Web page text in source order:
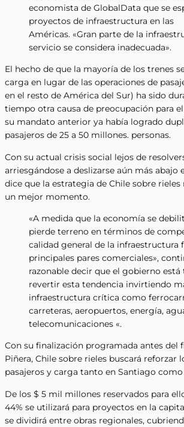
economista de GlobalData que se
proyectos de infraestructura en las
Américas. «Gran parte de la
servicio se considera inadecuada».
El hecho de que la mayoría de los trenes
carga en lugar de las operaciones de
en el resto de América del Sur) ha sido
tiempo otra causa de preocupación para
su mandato anterior ya había logrado
pasajeros de 25 a 50 millones. personas.
Con su actual crisis social lejos de
arriesgándose a deslizarse aún más abajo
dice que la estrategia de Chile sobre
un mejor momento.
«A medida que la economía se
pierde terreno en términos de
calidad general de la infraestructura
principales pares comerciales»,
razonable decir que el gobierno
revertir esta tendencia invirtiendo
infraestructura crítica como
carreteras, aeropuertos, energía,
telecomunicaciones «.
Con su finalización programada antes del
Piñera, Chile sobre rieles buscará reforzar
pasajeros y carga tanto en Santiago
De los $ 5 mil millones reservados para
44% se utilizará para proyectos en la
se dividirá entre obras regionales,